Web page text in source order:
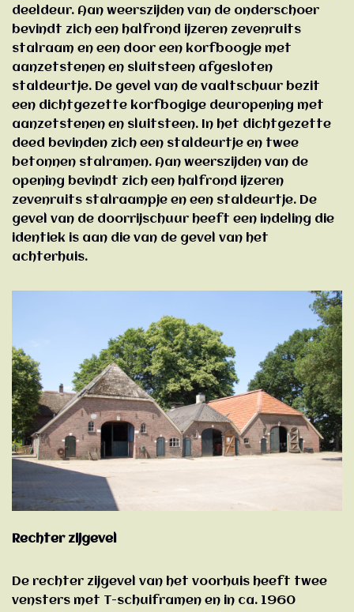
deeldeur. Aan weerszijden van de onderschoer
bevindt zich een halfrond ijzeren zevenruits
stalraam en een door een korfboogje met
aanzetstenen en sluitsteen afgesloten
staldeurtje. De gevel van de vaaltschuur bezit
een dichtgezette korfbogige deuropening met
aanzetstenen en sluitsteen. In het dichtgezette
deed bevinden zich een staldeurtje en twee
betonnen stalramen. Aan weerszijden van de
opening bevindt zich een halfrond ijzeren
zevenruits stalraampje en een staldeurtje. De
gevel van de doorrijschuur heeft een indeling die
identiek is aan die van de gevel van het
achterhuis.
Rechter zijgevel
De rechter zijgevel van het voorhuis heeft twee
vensters met T-schuiframen en in ca. 1960